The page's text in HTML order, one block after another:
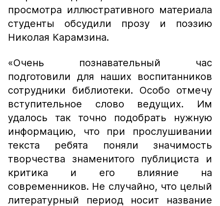
просмотра иллюстративного материала
студенты обсудили прозу и поэзию
Николая Карамзина.
«Очень познавательный час
подготовили для наших воспитанников
сотрудники библиотеки. Особо отмечу
вступительное слово ведущих. Им
удалось так точно подобрать нужную
информацию, что при прослушивании
текста ребята поняли значимость
творчества знаменитого публициста и
критика и его влияние на
современников. Не случайно, что целый
литературный период носит название